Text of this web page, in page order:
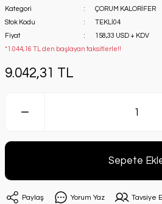
Kategori
ÇORUM KALORİFER
Stok Kodu
TEKLİ04
Fiyat
158,33 USD + KDV
*1.044,16 TL den başlayan taksitlerle!!
9.042,31 TL
Sepete
Paylaş Yorum Yaz Tavsiye